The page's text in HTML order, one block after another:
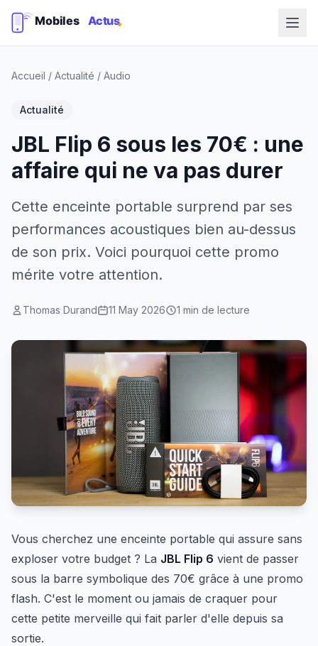
Accueil / Actualité / Audio
Actualité
JBL Flip 6 sous les 70€ : une
affaire qui ne va pas durer
Cette enceinte portable surprend par ses
performances acoustiques bien au-dessus
de son prix. Voici pourquoi cette promo
mérite votre attention.
Thomas Durand 11 May 2026 1 min de lecture
Vous cherchez une enceinte portable qui assure sans
exploser votre budget ? La JBL Flip 6 vient de passer
sous la barre symbolique des 70€ grâce à une promo
flash. C'est le moment ou jamais de craquer pour
cette petite merveille qui fait parler d'elle depuis sa
sortie.